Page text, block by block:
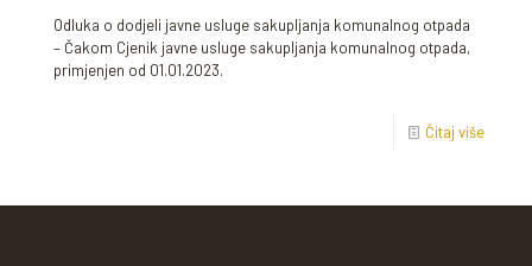
Odluka o dodjeli javne usluge sakupljanja komunalnog otpada
– Čakom Cjenik javne usluge sakupljanja komunalnog otpada,
primjenjen od 01.01.2023.
Čitaj više